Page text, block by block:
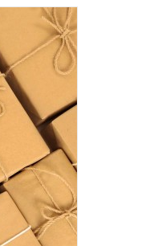
оптовым ценам.
отправки заказа.